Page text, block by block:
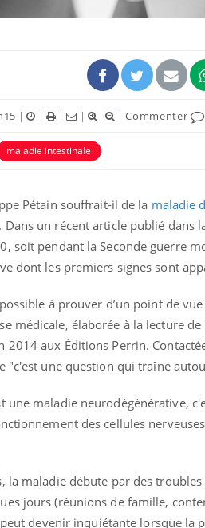
| | | | |Commenter
maladie intestinale
Pétain souffrait-il de la maladie
Dans un récent article publié dans
soit pendant la Seconde guerre
dont les premiers signes sont
à prouver d’un point de
médicale, élaborée à la lecture
2014 aux Éditions Perrin.
"c'est une question qui traîne
une maladie neurodégénérative,
des cellules
la maladie débute par des
jours (réunions de famille,
devenir inquiétante lorsque
West Nile :
t-il dans le
France ?
Les
?
change dans
charge des